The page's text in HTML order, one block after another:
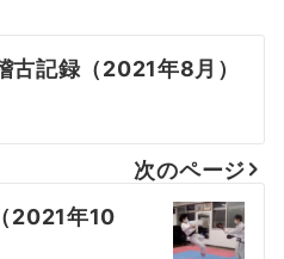
記録（2021年8月）
次のページ
2021年10